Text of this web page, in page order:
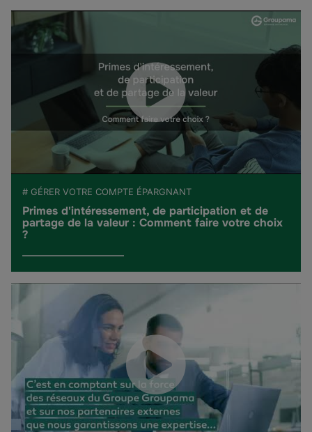
# GÉRER VOTRE COMPTE ÉPARGNANT
Primes d'intéressement, de participation et de
partage de la valeur : Comment faire votre choix
?